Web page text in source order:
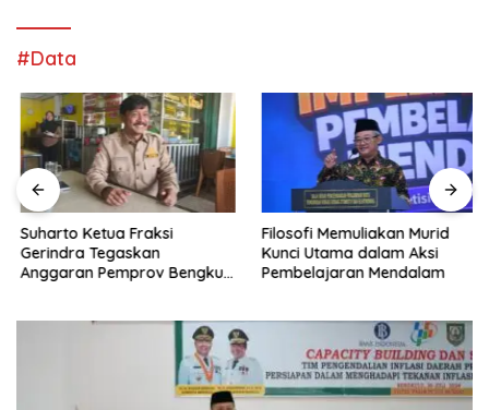
#Data
Suharto Ketua Fraksi
Gerindra Tegaskan
Anggaran Pemprov Bengkulu
Mendahului Aturan
Filosofi Memuliakan Murid
Kunci Utama dalam Aksi
Pembelajaran Mendalam